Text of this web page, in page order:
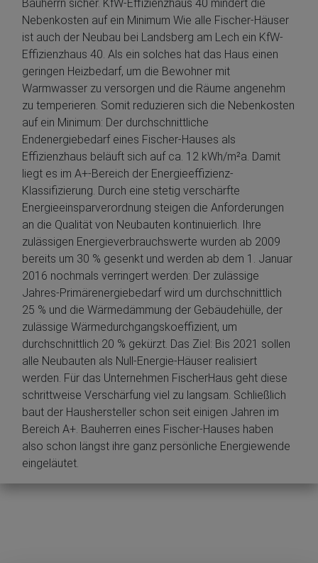
Bauherrn sicher. KfW-Effizienzhaus 40 mindert die
Nebenkosten auf ein Minimum Wie alle Fischer-Häuser
ist auch der Neubau bei Landsberg am Lech ein KfW-
Effizienzhaus 40. Als ein solches hat das Haus einen
geringen Heizbedarf, um die Bewohner mit
Warmwasser zu versorgen und die Räume angenehm
zu temperieren. Somit reduzieren sich die Nebenkosten
auf ein Minimum: Der durchschnittliche
Endenergiebedarf eines Fischer-Hauses als
Effizienzhaus beläuft sich auf ca. 12 kWh/m²a. Damit
liegt es im A+-Bereich der Energieeffizienz-
Klassifizierung. Durch eine stetig verschärfte
Energieeinsparverordnung steigen die Anforderungen
an die Qualität von Neubauten kontinuierlich. Ihre
zulässigen Energieverbrauchswerte wurden ab 2009
bereits um 30 % gesenkt und werden ab dem 1. Januar
2016 nochmals verringert werden: Der zulässige
Jahres-Primärenergiebedarf wird um durchschnittlich
25 % und die Wärmedämmung der Gebäudehülle, der
zulässige Wärmedurchgangskoeffizient, um
durchschnittlich 20 % gekürzt. Das Ziel: Bis 2021 sollen
alle Neubauten als Null-Energie-Häuser realisiert
werden. Für das Unternehmen FischerHaus geht diese
schrittweise Verschärfung viel zu langsam. Schließlich
baut der Haushersteller schon seit einigen Jahren im
Bereich A+. Bauherren eines Fischer-Hauses haben
also schon längst ihre ganz persönliche Energiewende
eingeläutet.